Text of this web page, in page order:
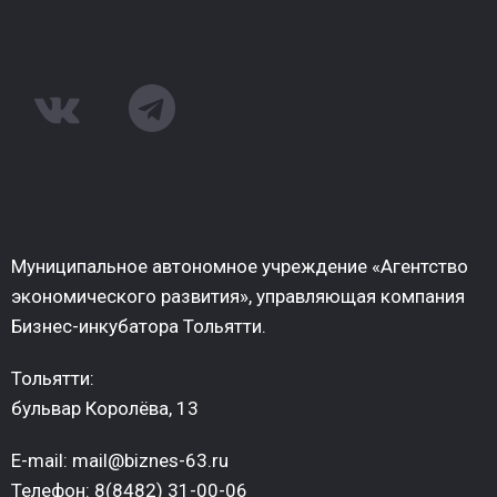
Муниципальное автономное учреждение «Агентство
экономического развития», управляющая компания
Бизнес-инкубатора Тольятти.
Тольятти:
бульвар Королёва, 13
E-mail: mail@biznes-63.ru
Телефон: 8(8482) 31-00-06